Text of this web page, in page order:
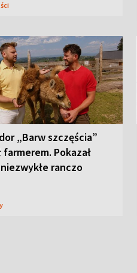
„Barw szczęścia”
farmerem. Pokazał
ranczo